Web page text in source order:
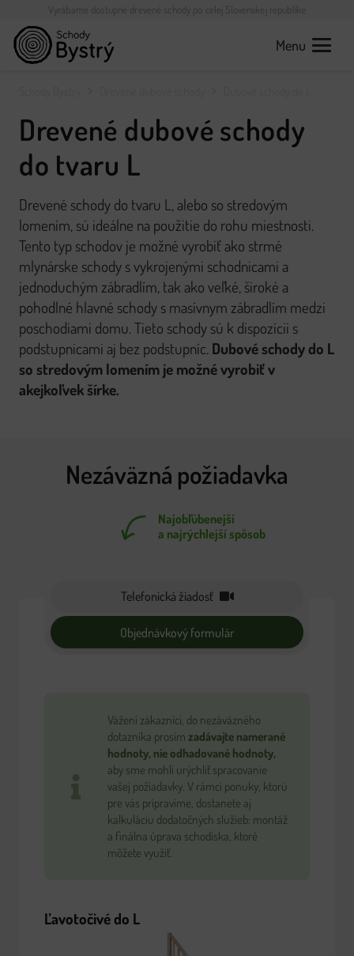
Vyrábame dostupné drevené schody po celej Slovenskej republike
Menu
Drevené dubové schody
do tvaru L
Drevené schody do tvaru L, alebo so stredovým
lomením, sú ideálne na použitie do rohu miestnosti.
Tento typ schodov je možné vyrobiť ako strmé
mlynárske schody s vykrojenými schodnicami a
jednoduchým zábradlím, tak ako veľké, široké a
pohodlné hlavné schody s masívnym zábradlím medzi
poschodiami domu. Tieto schody sú k dispozícii s
podstupnicami aj bez podstupníc. Dubové schody do L
so stredovým lomením je možné vyrobiť v
akejkoľvek šírke.
Nezáväzná požiadavka
Najobľúbenejší
a najrýchlejší spôsob
Telefonická žiadosť
Objednávkový formulár
Vážení zákazníci, do nezáväzného
dotazníka prosím zadávajte namerané
hodnoty, nie odhadované hodnoty,
aby sme mohli urýchliť spracovanie
vašej požiadavky. V rámci ponuky, ktorú
pre vás pripravíme, dostanete aj
kalkuláciu dodatočných služieb: montáž
a finálna úprava schodiska, ktoré
môžete využiť.
Ľavotočivé do L